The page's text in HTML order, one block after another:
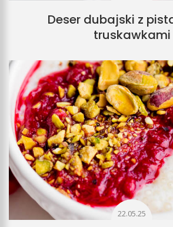
Deser dubajski z
truskawkami
22.05.25